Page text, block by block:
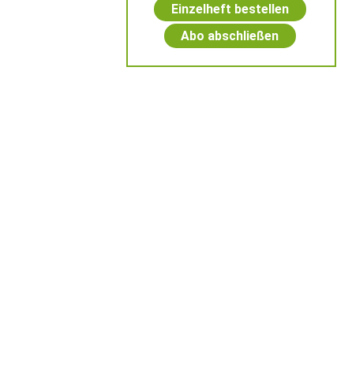
Einzelheft bestellen
Abo abschließen